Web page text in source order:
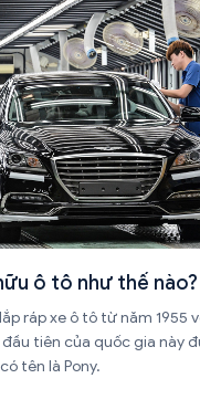
ô tô như thế nào?
ráp xe ô tô từ năm 1955
đầu tiên của quốc gia này
tên là Pony.